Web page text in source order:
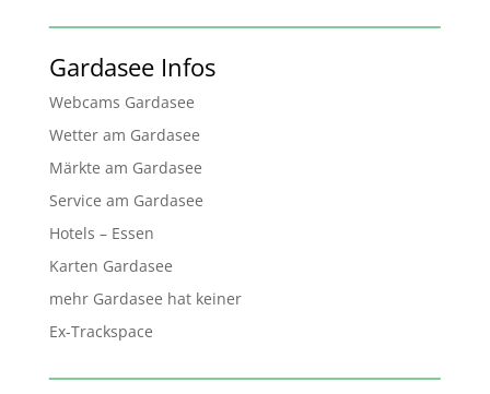
Gardasee Infos
Webcams Gardasee
Wetter am Gardasee
Märkte am Gardasee
Service am Gardasee
Hotels – Essen
Karten Gardasee
mehr Gardasee hat keiner
Ex-Trackspace